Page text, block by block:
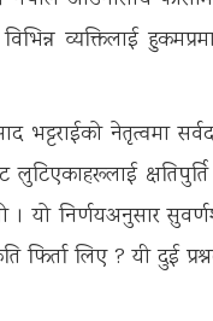
व्यक्तिलाई
भट्टराईको नेतृत्वमा
लुटिएकाहरूलाई
। यो निर्णयअनुसार
फिर्ता लिए ? यी दुई